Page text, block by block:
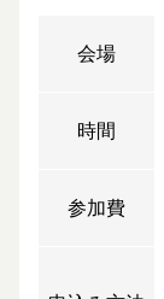
会場
時間
参加費